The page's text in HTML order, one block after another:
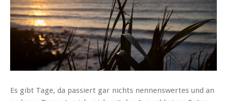
Es gibt Tage, da passiert gar nichts nennenswertes und an